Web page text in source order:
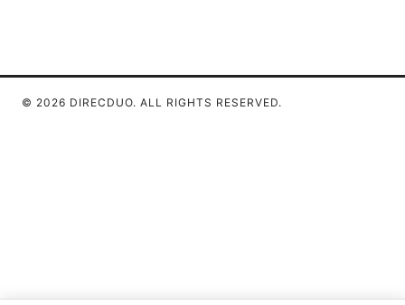
© 2026 DIRECDUO. ALL RIGHTS RESERVED.